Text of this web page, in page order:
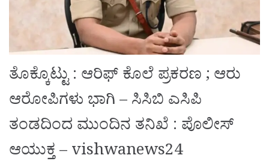
ತೊಕ್ಕೊಟ್ಟು : ಆರಿಫ್ ಕೊಲೆ ಪ್ರಕರಣ ; ಆರು
ಆರೋಪಿಗಳು ಭಾಗಿ – ಸಿಸಿಬಿ ಎಸಿಪಿ
ತಂಡದಿಂದ ಮುಂದಿನ ತನಿಖೆ : ಪೊಲೀಸ್
ಆಯುಕ್ತ – vishwanews24